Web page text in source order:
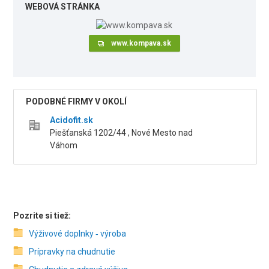
WEBOVÁ STRÁNKA
www.kompava.sk
PODOBNÉ FIRMY V OKOLÍ
Acidofit.sk
Piešťanská 1202/44 , Nové Mesto nad
Váhom
Pozrite si tiež:
Výživové doplnky ‑ výroba
Prípravky na chudnutie